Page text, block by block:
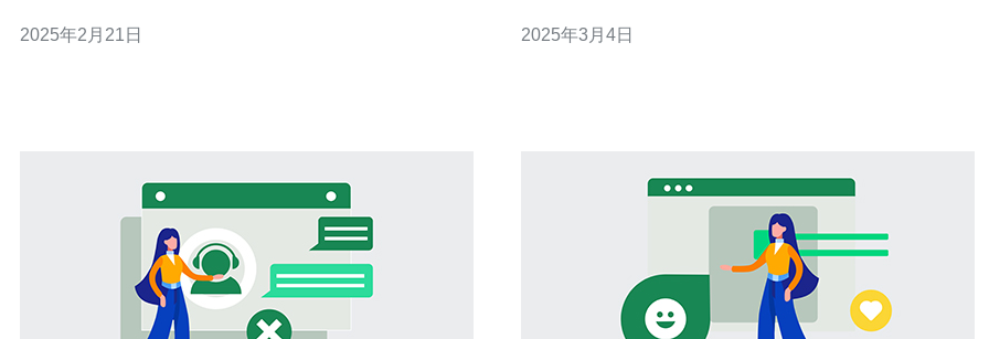
接，满足其对互联网的需求。 日本国际带宽出口提供的网
2025年2月21日
洲的网络枢纽，拥有先进的网络基础设施和高速网
2025年3月4日